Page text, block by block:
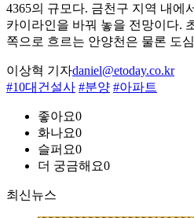
4365의 규모다. 금천구 지역 내에
카이라인을 바꿔 놓을 전망이다.
쪽으로 흐르는 안양천은 물론 도
이상혁 기자daniel@etoday.co.kr
#10대건설사 #분양 #아파트
좋아요0
화나요0
슬퍼요0
더 궁금해요0
최신뉴스